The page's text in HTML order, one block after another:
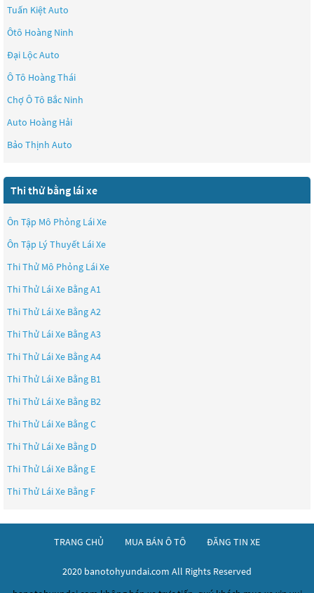
Tuấn Kiệt Auto
Ôtô Hoàng Ninh
Đại Lộc Auto
Ô Tô Hoàng Thái
Chợ Ô Tô Bắc Ninh
Auto Hoàng Hải
Bảo Thịnh Auto
Thi thử bằng lái xe
Ôn Tập Mô Phỏng Lái Xe
Ôn Tập Lý Thuyết Lái Xe
Thi Thử Mô Phỏng Lái Xe
Thi Thử Lái Xe Bằng A1
Thi Thử Lái Xe Bằng A2
Thi Thử Lái Xe Bằng A3
Thi Thử Lái Xe Bằng A4
Thi Thử Lái Xe Bằng B1
Thi Thử Lái Xe Bằng B2
Thi Thử Lái Xe Bằng C
Thi Thử Lái Xe Bằng D
Thi Thử Lái Xe Bằng E
Thi Thử Lái Xe Bằng F
TRANG CHỦ MUA BÁN Ô TÔ ĐĂNG TIN XE
2020 banotohyundai.com All Rights Reserved